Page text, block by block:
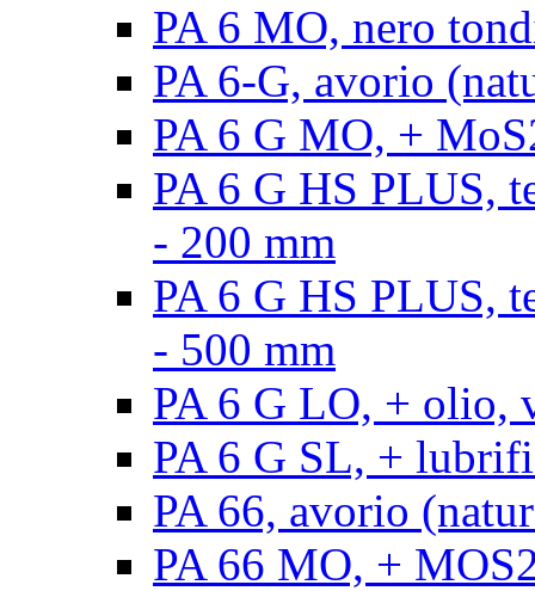
PA 6 MO, nero
PA 6-G, avorio
PA 6 G MO, +
PA 6 G HS PLUS,
- 200 mm
PA 6 G HS PLUS,
- 500 mm
PA 6 G LO, + olio,
PA 6 G SL, +
PA 66, avorio
PA 66 MO, +